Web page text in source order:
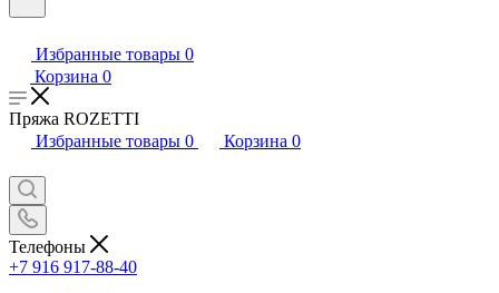
Избранные товары 0
Корзина 0
Пряжа ROZETTI
Избранные товары 0 Корзина 0
Телефоны
+7 916 917-88-40